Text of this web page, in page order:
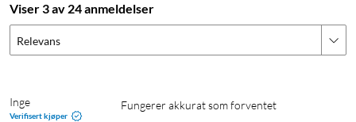
Viser 3 av 24 anmeldelser
Relevans
Inge
Verifisert kjøper
Fungerer akkurat som forventet